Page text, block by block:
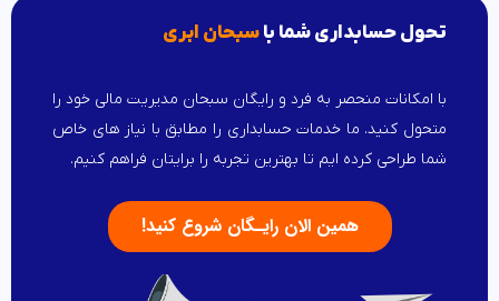
تحول حسابداری شما باسبحان ابری
با امکانات منحصر به فرد و رایگان سبحان مدیریت مالی خود را
متحول کنید. ما خدمات حسابداری را مطابق با نیاز های خاص
شما طراحی کرده ایم تا بهترین تجربه را برایتان فراهم کنیم.
همین الان رایـگان شروع کنید!